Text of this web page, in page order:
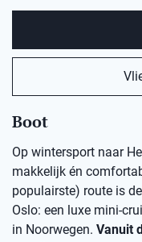
Boot
Op wintersport naar
makkelijk én
populairste) route is
Oslo: een luxe mini-
in Noorwegen. Vanuit